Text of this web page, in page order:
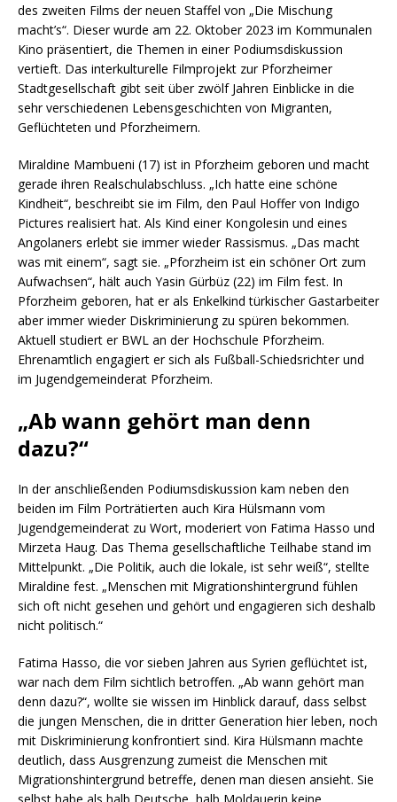
des zweiten Films der neuen Staffel von „Die Mischung
macht’s“. Dieser wurde am 22. Oktober 2023 im Kommunalen
Kino präsentiert, die Themen in einer Podiumsdiskussion
vertieft. Das interkulturelle Filmprojekt zur Pforzheimer
Stadtgesellschaft gibt seit über zwölf Jahren Einblicke in die
sehr verschiedenen Lebensgeschichten von Migranten,
Geflüchteten und Pforzheimern.
Miraldine Mambueni (17) ist in Pforzheim geboren und macht
gerade ihren Realschulabschluss. „Ich hatte eine schöne
Kindheit“, beschreibt sie im Film, den Paul Hoffer von Indigo
Pictures realisiert hat. Als Kind einer Kongolesin und eines
Angolaners erlebt sie immer wieder Rassismus. „Das macht
was mit einem“, sagt sie. „Pforzheim ist ein schöner Ort zum
Aufwachsen“, hält auch Yasin Gürbüz (22) im Film fest. In
Pforzheim geboren, hat er als Enkelkind türkischer Gastarbeiter
aber immer wieder Diskriminierung zu spüren bekommen.
Aktuell studiert er BWL an der Hochschule Pforzheim.
Ehrenamtlich engagiert er sich als Fußball-Schiedsrichter und
im Jugendgemeinderat Pforzheim.
„Ab wann gehört man denn
dazu?“
In der anschließenden Podiumsdiskussion kam neben den
beiden im Film Porträtierten auch Kira Hülsmann vom
Jugendgemeinderat zu Wort, moderiert von Fatima Hasso und
Mirzeta Haug. Das Thema gesellschaftliche Teilhabe stand im
Mittelpunkt. „Die Politik, auch die lokale, ist sehr weiß“, stellte
Miraldine fest. „Menschen mit Migrationshintergrund fühlen
sich oft nicht gesehen und gehört und engagieren sich deshalb
nicht politisch.“
Fatima Hasso, die vor sieben Jahren aus Syrien geflüchtet ist,
war nach dem Film sichtlich betroffen. „Ab wann gehört man
denn dazu?“, wollte sie wissen im Hinblick darauf, dass selbst
die jungen Menschen, die in dritter Generation hier leben, noch
mit Diskriminierung konfrontiert sind. Kira Hülsmann machte
deutlich, dass Ausgrenzung zumeist die Menschen mit
Migrationshintergrund betreffe, denen man diesen ansieht. Sie
selbst habe als halb Deutsche, halb Moldauerin keine